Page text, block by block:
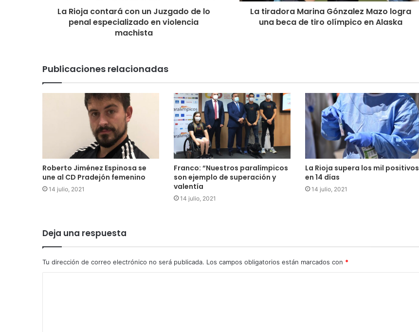
La Rioja contará con un Juzgado de lo
penal especializado en violencia
machista
La tiradora Marina Gónzalez Mazo logra
una beca de tiro olímpico en Alaska
Publicaciones relacionadas
Roberto Jiménez Espinosa se
une al CD Pradejón femenino
14 julio, 2021
Franco: “Nuestros paralímpicos
son ejemplo de superación y
valentía
14 julio, 2021
La Rioja supera los mil positivos
en 14 días
14 julio, 2021
Deja una respuesta
Tu dirección de correo electrónico no será publicada. Los campos obligatorios están marcados con *